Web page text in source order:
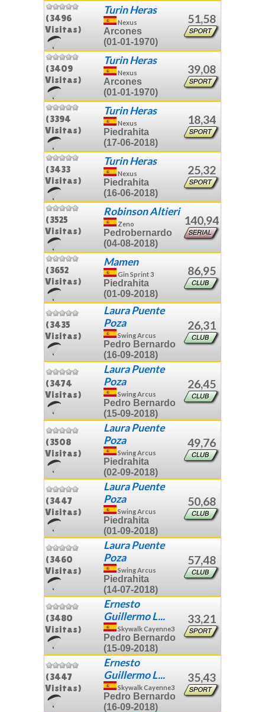
(3496
Visitas)
Turin Heras
Nexus
Arcones
(01-01-1970)
51,58
(3409
Visitas)
Turin Heras
Nexus
Arcones
(01-01-1970)
39,08
(3394
Visitas)
Turin Heras
Nexus
Piedrahita
(17-06-2018)
18,34
(3433
Visitas)
Turin Heras
Nexus
Piedrahita
(16-06-2018)
25,32
(3525
Visitas)
Robinson Altieri
Zeno
Pedrobernardo
(04-08-2018)
140,94
(3652
Visitas)
Mamen
Gin Sprint 3
Piedrahita
(01-09-2018)
86,95
(3435
Visitas)
Laura Puente
Poza
Swing Arcus
Pedro Bernardo
(16-09-2018)
26,31
(3474
Visitas)
Laura Puente
Poza
Swing Arcus
Pedro Bernardo
(15-09-2018)
26,45
(3508
Visitas)
Laura Puente
Poza
Swing Arcus
Piedrahita
(02-09-2018)
49,76
(3447
Visitas)
Laura Puente
Poza
Swing Arcus
Piedrahita
(01-09-2018)
50,68
(3460
Visitas)
Laura Puente
Poza
Swing Arcus
Piedrahita
(14-07-2018)
57,48
(3480
Visitas)
Ernesto
Guillermo L...
Skywalk Cayenne3
Pedro Bernardo
(15-09-2018)
33,21
(3447
Visitas)
Ernesto
Guillermo L...
Skywalk Cayenne3
Pedro Bernardo
(16-09-2018)
35,43